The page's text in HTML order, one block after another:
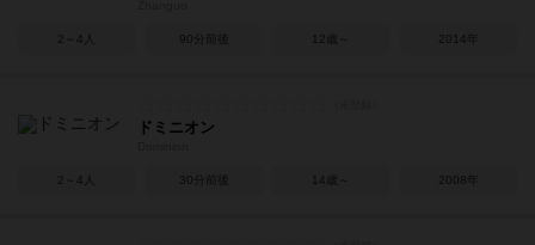
2～4人 90分前後 12歳～ 2014年
ドミニオン
2～4人 30分前後 14歳～ 2008年